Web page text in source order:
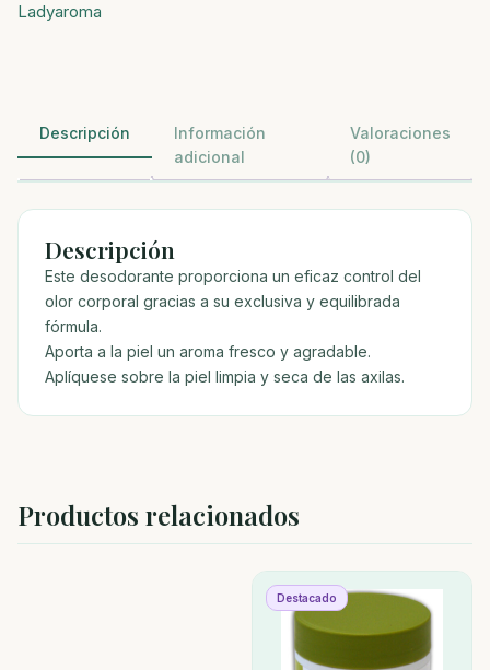
cantidad
Ladyaroma
Descripción
Información
adicional
Valoraciones
(0)
Descripción
Este desodorante proporciona un eficaz control del
olor corporal gracias a su exclusiva y equilibrada
fórmula.
Aporta a la piel un aroma fresco y agradable.
Aplíquese sobre la piel limpia y seca de las axilas.
Productos relacionados
Destacado